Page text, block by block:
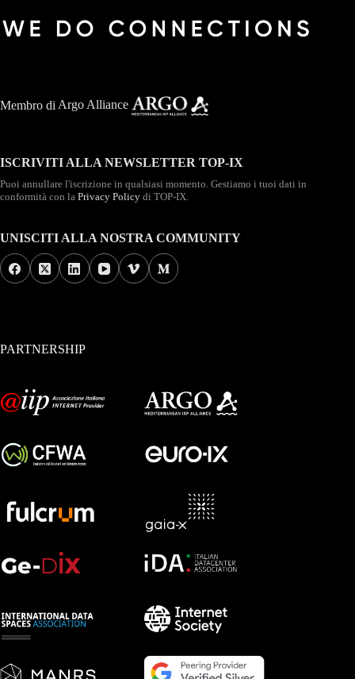
Membro di Argo Alliance
ISCRIVITI ALLA NEWSLETTER TOP-IX
Puoi annullare l'iscrizione in qualsiasi momento. Gestiamo i tuoi dati in
conformità con la Privacy Policy di TOP-IX.
UNISCITI ALLA NOSTRA COMMUNITY
PARTNERSHIP